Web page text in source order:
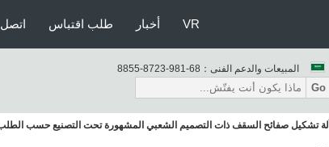
اتصل طلب اقتباس أخبار VR
المبيعات والدعم الفنى： 86-189-3278-5588
Go
آلة تشكيل صفائح السقف ذات التصميم الشعبي المشهورة تحت التصنيع حسب